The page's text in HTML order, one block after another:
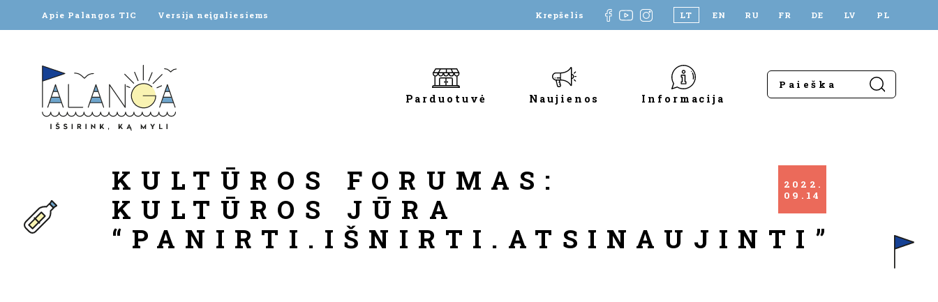
Apie Palangos TIC Versija neįgaliesiems Krepšelis LT EN RU FR DE LV PL
Parduotuvė Naujienos Informacija
KULTŪROS FORUMAS:
KULTŪROS JŪRA
“PANIRTI.IŠNIRTI.ATSINAUJINTI”
2022
09
14